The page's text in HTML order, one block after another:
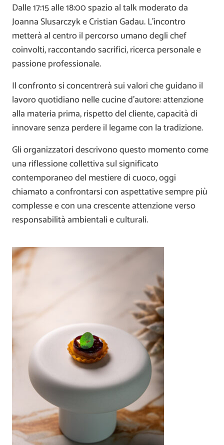
Dalle 17:15 alle 18:00 spazio al talk moderato da
Joanna Slusarczyk e Cristian Gadau. L’incontro
metterà al centro il percorso umano degli chef
coinvolti, raccontando sacrifici, ricerca personale e
passione professionale.
Il confronto si concentrerà sui valori che guidano il
lavoro quotidiano nelle cucine d’autore: attenzione
alla materia prima, rispetto del cliente, capacità di
innovare senza perdere il legame con la tradizione.
Gli organizzatori descrivono questo momento come
una riflessione collettiva sul significato
contemporaneo del mestiere di cuoco, oggi
chiamato a confrontarsi con aspettative sempre più
complesse e con una crescente attenzione verso
responsabilità ambientali e culturali.